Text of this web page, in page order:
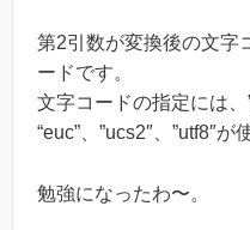
第2引数が変換後の文字
ードです。
文字コードの指定には、
“euc”、”ucs2″、”utf8″が
勉強になったわ〜。